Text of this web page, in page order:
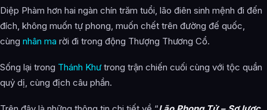
Diệp Phàm hơn hai ngàn chín trăm tuổi, lão điên sinh mệnh đi đến
đích, không muốn tự phong, muốn chết trên đường đế quốc,
cùng nhân ma rời đi trong động Thượng Thương Cổ.
Sống lại trong Thánh Khư trong trận chiến cuối cùng với tộc quần
quỷ dị, cùng địch câu phần.